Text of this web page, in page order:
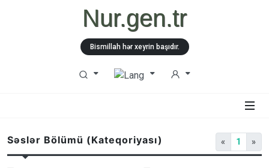
Nur.gen.tr
Bismillah hər xeyrin başıdır.
Səslər Bölümü (Kateqoriyası) « 1 »